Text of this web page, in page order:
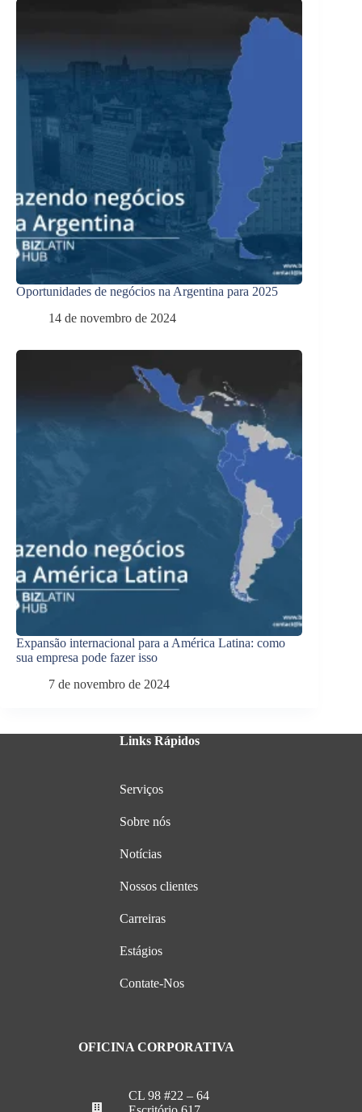
Oportunidades de negócios na Argentina para 2025
14 de novembro de 2024
Expansão internacional para a América Latina: como
sua empresa pode fazer isso
7 de novembro de 2024
Links Rápidos
Serviços
Sobre nós
Notícias
Nossos clientes
Carreiras
Estágios
Contate-Nos
OFICINA CORPORATIVA
CL 98 #22 – 64